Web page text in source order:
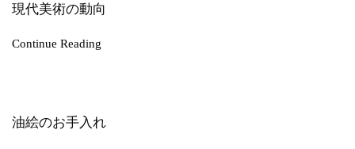
現代美術の動向
Continue Reading
油絵のお手入れ